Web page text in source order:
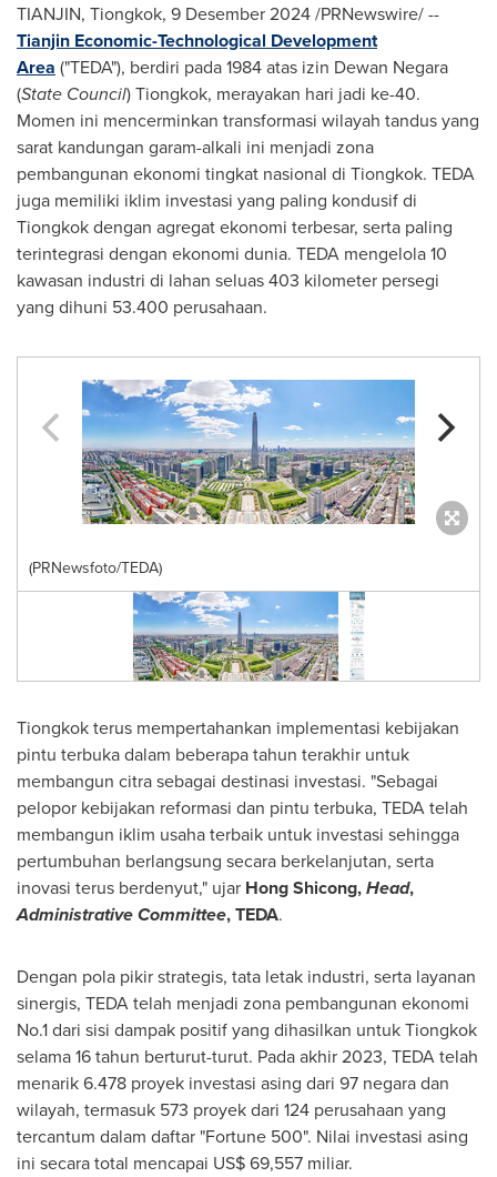
TIANJIN, Tiongkok, 9 Desember 2024 /PRNewswire/ --
Tianjin Economic-Technological Development
Area ("TEDA"), berdiri pada 1984 atas izin Dewan Negara
(State Council) Tiongkok, merayakan hari jadi ke-40.
Momen ini mencerminkan transformasi wilayah tandus yang
sarat kandungan garam-alkali ini menjadi zona
pembangunan ekonomi tingkat nasional di Tiongkok. TEDA
juga memiliki iklim investasi yang paling kondusif di
Tiongkok dengan agregat ekonomi terbesar, serta paling
terintegrasi dengan ekonomi dunia. TEDA mengelola 10
kawasan industri di lahan seluas 403 kilometer persegi
yang dihuni 53.400 perusahaan.
(PRNewsfoto/TEDA)
Tiongkok terus mempertahankan implementasi kebijakan
pintu terbuka dalam beberapa tahun terakhir untuk
membangun citra sebagai destinasi investasi. "Sebagai
pelopor kebijakan reformasi dan pintu terbuka, TEDA telah
membangun iklim usaha terbaik untuk investasi sehingga
pertumbuhan berlangsung secara berkelanjutan, serta
inovasi terus berdenyut," ujar Hong Shicong,Head,
Administrative Committee, TEDA.
Dengan pola pikir strategis, tata letak industri, serta layanan
sinergis, TEDA telah menjadi zona pembangunan ekonomi
No.1 dari sisi dampak positif yang dihasilkan untuk Tiongkok
selama 16 tahun berturut-turut. Pada akhir 2023, TEDA telah
menarik 6.478 proyek investasi asing dari 97 negara dan
wilayah, termasuk 573 proyek dari 124 perusahaan yang
tercantum dalam daftar "Fortune 500". Nilai investasi asing
ini secara total mencapai US$ 69,557 miliar.